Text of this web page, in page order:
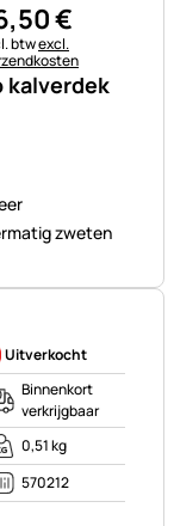
kalverdek
zweten
,50€
btwexcl.
Uitverkocht
Binnenkort
verkrijgbaar
0,51 kg
570212